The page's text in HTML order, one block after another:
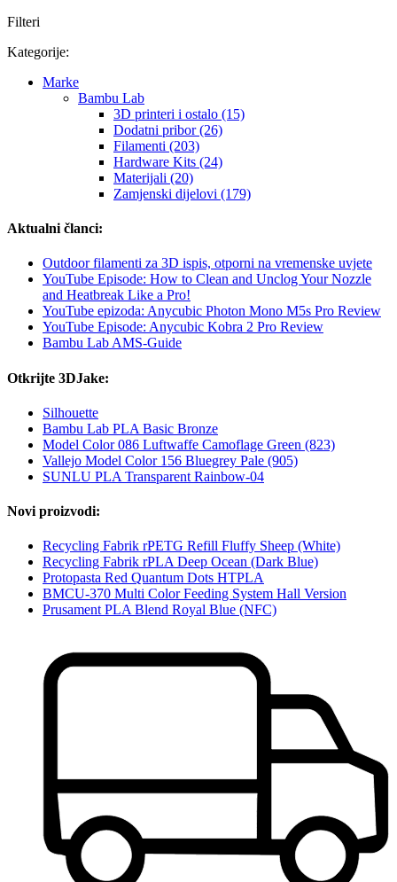
Filteri
Kategorije:
Marke
Bambu Lab
3D printeri i ostalo (15)
Dodatni pribor (26)
Filamenti (203)
Hardware Kits (24)
Materijali (20)
Zamjenski dijelovi (179)
Aktualni članci:
Outdoor filamenti za 3D ispis, otporni na vremenske uvjete
YouTube Episode: How to Clean and Unclog Your Nozzle
and Heatbreak Like a Pro!
YouTube epizoda: Anycubic Photon Mono M5s Pro Review
YouTube Episode: Anycubic Kobra 2 Pro Review
Bambu Lab AMS-Guide
Otkrijte 3DJake:
Silhouette
Bambu Lab PLA Basic Bronze
Model Color 086 Luftwaffe Camoflage Green (823)
Vallejo Model Color 156 Bluegrey Pale (905)
SUNLU PLA Transparent Rainbow-04
Novi proizvodi:
Recycling Fabrik rPETG Refill Fluffy Sheep (White)
Recycling Fabrik rPLA Deep Ocean (Dark Blue)
Protopasta Red Quantum Dots HTPLA
BMCU-370 Multi Color Feeding System Hall Version
Prusament PLA Blend Royal Blue (NFC)